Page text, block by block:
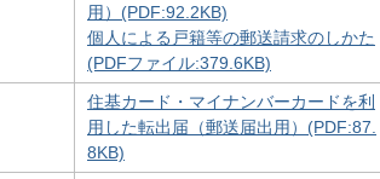
用）(PDF:92.2KB)
個人による戸籍等の郵送請求のしかた
(PDFファイル:379.6KB)
住基カード・マイナンバーカードを利
用した転出届（郵送届出用）(PDF:87.
8KB)